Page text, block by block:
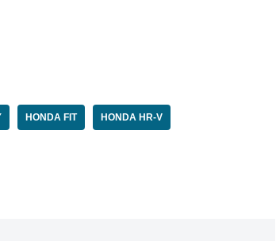
HONDA FIT HONDA HR-V